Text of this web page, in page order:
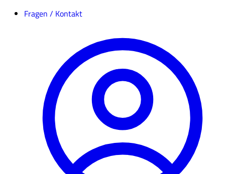
Fragen / Kontakt